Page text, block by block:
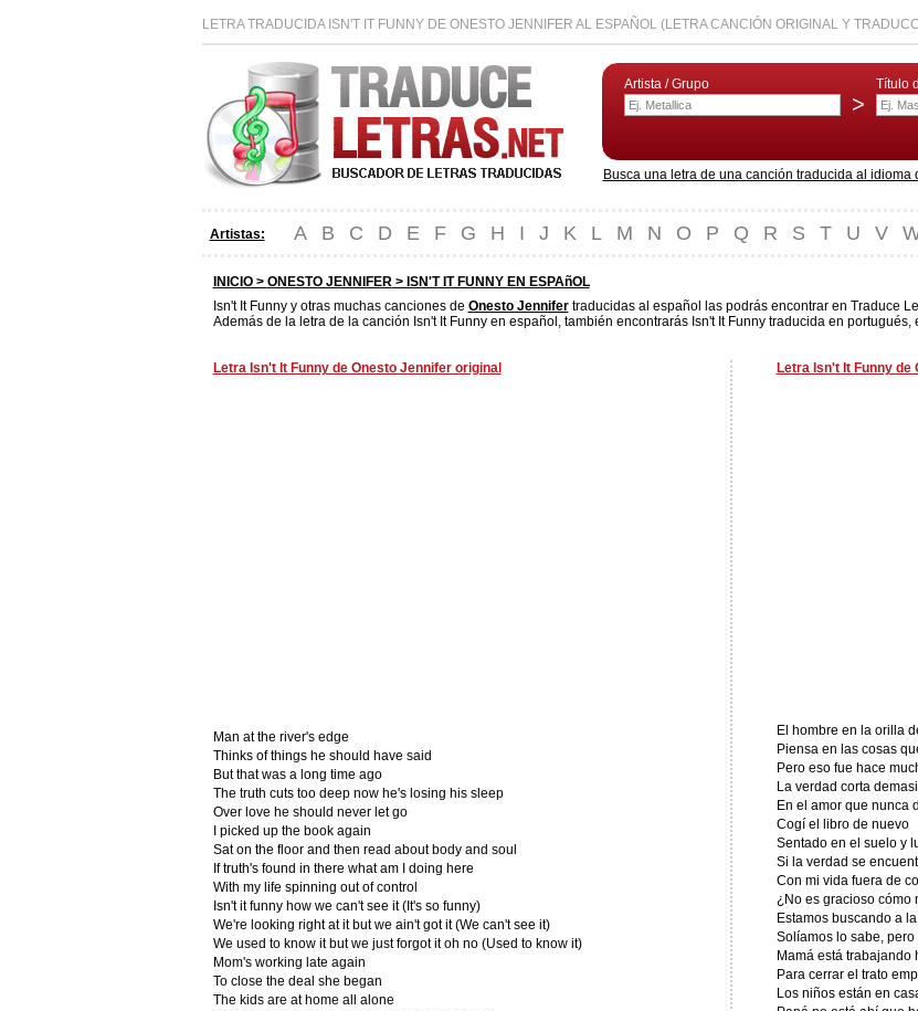
LETRA TRADUCIDA ISN'T IT FUNNY DE ONESTO JENNIFER AL ESPAÑOL (LETRA CANCIÓN ORIGINAL Y
Artista / Grupo
>
Título
Busca una letra de una canción traducida al
Artistas: A B C D E F G H I J K L M N O P Q R S T U V
INICIO > ONESTO JENNIFER> ISN'T IT FUNNY EN ESPAñOL
Isn't It Funny y otras muchas canciones de Onesto Jennifertraducidas al español las podrás encontrar en Traduce
Además de la letra de la canción Isn't It Funny en español, también encontrarás Isn't It Funny traducida en
Letra Isn't It Funny de Onesto Jennifer original
Man at the river's edge
Thinks of things he should have said
But that was a long time ago
The truth cuts too deep now he's losing his sleep
Over love he should never let go
I picked up the book again
Sat on the floor and then read about body and soul
If truth's found in there what am I doing here
With my life spinning out of control
Isn't it funny how we can't see it (It's so funny)
We're looking right at it but we ain't got it (We can't see it)
We used to know it but we just forgot it oh no (Used to know it)
Mom's working late again
To close the deal she began
The kids are at home all alone
Letra Isn't It Funny
El hombre en la orilla
Piensa en las cosas
Pero eso fue hace
La verdad corta
En el amor que nunca
Cogí el libro de nuevo
Sentado en el suelo y
Si la verdad se
Con mi vida fuera de
¿No es gracioso cómo
Estamos buscando a
Solíamos lo sabe,
Mamá está trabajando
Para cerrar el trato
Los niños están en